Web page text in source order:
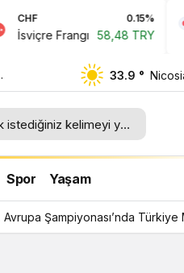
0.15%
Frangı 58,48 TRY
Milli
33.9 °
Spor Yaşam
Şampiyonası’nda Türkiye